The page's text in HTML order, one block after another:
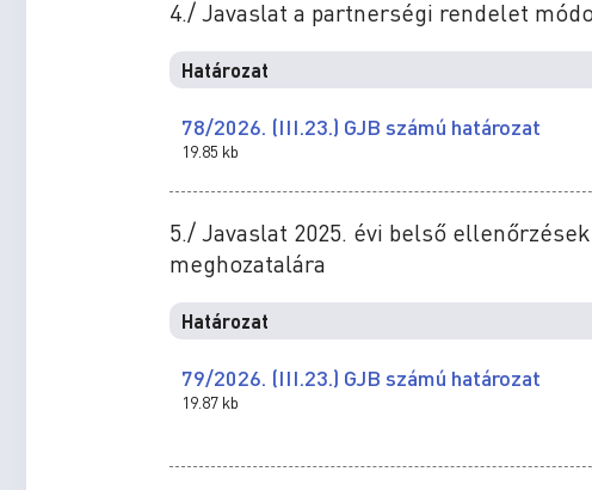
4./ Javaslat a partnerségi rendelet
Határozat
78/2026. (III.23.) GJB számú határozat
19.85 kb
5./ Javaslat 2025. évi belső
meghozatalára
Határozat
79/2026. (III.23.) GJB számú határozat
19.87 kb